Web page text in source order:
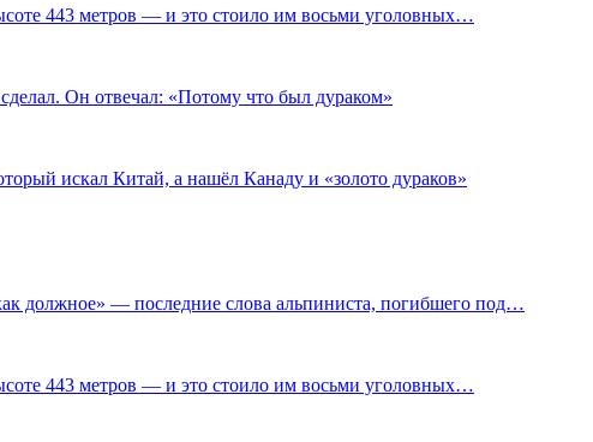
443 метров — и это стоило им восьми уголовных…
Он отвечал: «Потому что был дураком»
искал Китай, а нашёл Канаду и «золото дураков»
должное» — последние слова альпиниста, погибшего под…
443 метров — и это стоило им восьми уголовных…